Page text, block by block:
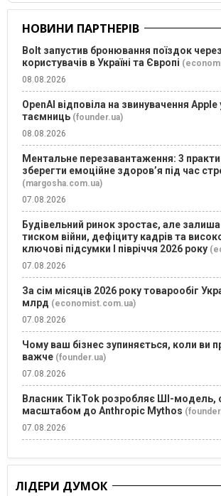
НОВИНИ ПАРТНЕРІВ
Bolt запустив бронювання поїздок
користувачів в Україні та Європі
08.08.2026
OpenAI відповіла на звинувачення Apple
таємниць (founder.ua)
08.08.2026
Ментальне перезавантаження: 3
зберегти емоційне здоров’я під час
(margosha.com.ua)
07.08.2026
Будівельний ринок зростає, але
тиском війни, дефіциту кадрів та
ключові підсумки І півріччя 2026 року
07.08.2026
За сім місяців 2026 року товарообіг
млрд (economist.com.ua)
07.08.2026
Чому ваш бізнес зупиняється, коли ви
важче (founder.ua)
07.08.2026
Власник TikTok розробляє ШІ-модель,
масштабом до Anthropic Mythos
07.08.2026
ЛІДЕРИ ДУМОК